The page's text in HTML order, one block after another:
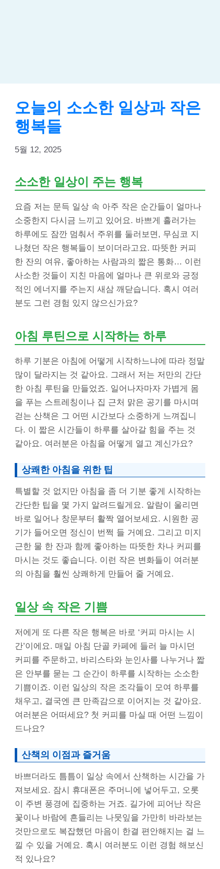
오늘의 소소한 일상과 작은
행복들
5월 12, 2025
소소한 일상이 주는 행복
요즘 저는 문득 일상 속 아주 작은 순간들이 얼마나
소중한지 다시금 느끼고 있어요. 바쁘게 흘러가는
하루에도 잠깐 멈춰서 주위를 둘러보면, 무심코 지
나쳤던 작은 행복들이 보이더라고요. 따뜻한 커피
한 잔의 여유, 좋아하는 사람과의 짧은 통화… 이런
사소한 것들이 지친 마음에 얼마나 큰 위로와 긍정
적인 에너지를 주는지 새삼 깨닫습니다. 혹시 여러
분도 그런 경험 있지 않으신가요?
아침 루틴으로 시작하는 하루
하루 기분은 아침에 어떻게 시작하느냐에 따라 정말
많이 달라지는 것 같아요. 그래서 저는 저만의 간단
한 아침 루틴을 만들었죠. 일어나자마자 가볍게 몸
을 푸는 스트레칭이나 집 근처 맑은 공기를 마시며
걷는 산책은 그 어떤 시간보다 소중하게 느껴집니
다. 이 짧은 시간들이 하루를 살아갈 힘을 주는 것
같아요. 여러분은 아침을 어떻게 열고 계신가요?
상쾌한 아침을 위한 팁
특별할 것 없지만 아침을 좀 더 기분 좋게 시작하는
간단한 팁을 몇 가지 알려드릴게요. 알람이 울리면
바로 일어나 창문부터 활짝 열어보세요. 시원한 공
기가 들어오면 정신이 번쩍 들 거예요. 그리고 미지
근한 물 한 잔과 함께 좋아하는 따뜻한 차나 커피를
마시는 것도 좋습니다. 이런 작은 변화들이 여러분
의 아침을 훨씬 상쾌하게 만들어 줄 거예요.
일상 속 작은 기쁨
저에게 또 다른 작은 행복은 바로 ‘커피 마시는 시
간’이에요. 매일 아침 단골 카페에 들러 늘 마시던
커피를 주문하고, 바리스타와 눈인사를 나누거나 짧
은 안부를 묻는 그 순간이 하루를 시작하는 소소한
기쁨이죠. 이런 일상의 작은 조각들이 모여 하루를
채우고, 결국엔 큰 만족감으로 이어지는 것 같아요.
여러분은 어떠세요? 첫 커피를 마실 때 어떤 느낌이
드나요?
산책의 이점과 즐거움
바쁘더라도 틈틈이 일상 속에서 산책하는 시간을 가
져보세요. 잠시 휴대폰은 주머니에 넣어두고, 오롯
이 주변 풍경에 집중하는 거죠. 길가에 피어난 작은
꽃이나 바람에 흔들리는 나뭇잎을 가만히 바라보는
것만으로도 복잡했던 마음이 한결 편안해지는 걸 느
낄 수 있을 거예요. 혹시 여러분도 이런 경험 해보신
적 있나요?